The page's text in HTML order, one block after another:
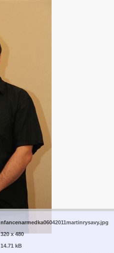
nfancenarmedka06042011martinrysavy.jpg
320 x 480
14.71 kB